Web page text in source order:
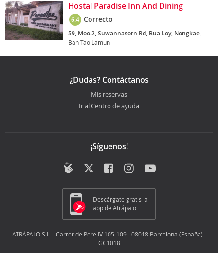
Hostal Paradise Inn And Dining
6.4 Correcto
59, Moo.2, Suwannasorn Rd, Bua Loy, Nongkae,
Ban Tao Lamun
¿Dudas? Contáctanos
Mis reservas
Ir al Centro de ayuda
¡Síguenos!
Descárgate gratis la
app de Atrápalo
ATRÁPALO S.L. - Carrer de Pere IV 105-109 - 08018 Barcelona (España) -
GC1018